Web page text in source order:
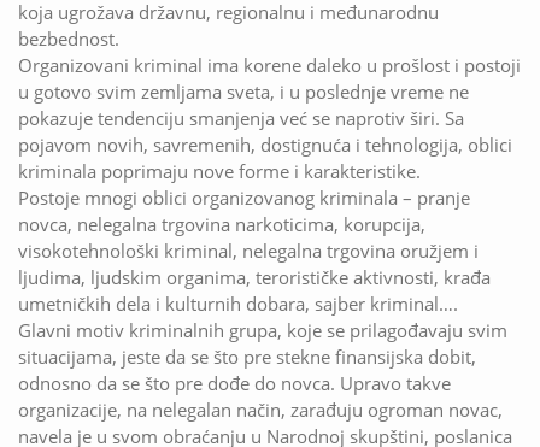
koja ugrožava državnu, regionalnu i međunarodnu
bezbednost.
Organizovani kriminal ima korene daleko u prošlost i postoji
u gotovo svim zemljama sveta, i u poslednje vreme ne
pokazuje tendenciju smanjenja već se naprotiv širi. Sa
pojavom novih, savremenih, dostignuća i tehnologija, oblici
kriminala poprimaju nove forme i karakteristike.
Postoje mnogi oblici organizovanog kriminala – pranje
novca, nelegalna trgovina narkoticima, korupcija,
visokotehnološki kriminal, nelegalna trgovina oružjem i
ljudima, ljudskim organima, terorističke aktivnosti, krađa
umetničkih dela i kulturnih dobara, sajber kriminal….
Glavni motiv kriminalnih grupa, koje se prilagođavaju svim
situacijama, jeste da se što pre stekne finansijska dobit,
odnosno da se što pre dođe do novca. Upravo takve
organizacije, na nelegalan način, zarađuju ogroman novac,
navela je u svom obraćanju u Narodnoj skupštini, poslanica